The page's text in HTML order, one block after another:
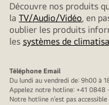
Découvre nos produits
la TV/Audio/Vidéo, en
oublier les produits
les systèmes de
Téléphone Email
Du lundi au vendredi de: 9h00 à
Appelez notre hotline: +41 0848
Notre hotline n’est pas